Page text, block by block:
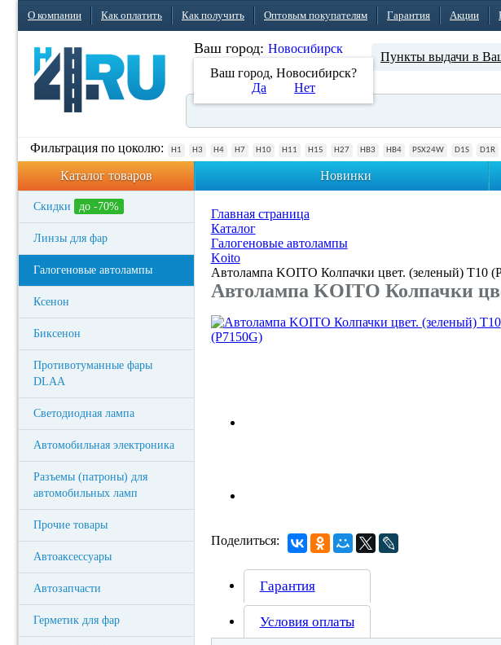
О компании Как оплатить Как получить Оптовым покупателям Гарантия Акции
Ваш город: Новосибирск
Ваш город, Новосибирск?
Да
Нет
Пункты выдачи в
Фильтрация по цоколю: H1 H3 H4 H7 H10 H11 H15 H27 HB3 HB4 PSX24W D1S D1R
Каталог товаров
Новинки
Скидки до -70%
Линзы для фар
Галогеновые автолампы
Ксенон
Биксенон
Противотуманные фары
DLAA
Светодиодная лампа
Автомобильная электроника
Разъемы (патроны) для
автомобильных ламп
Прочие товары
Автоаксессуары
Автозапчасти
Герметик для фар
Главная страница
Каталог
Галогеновые автолампы
Koito
Автолампа KOITO Колпачки цвет. (зеленый) T10
Автолампа KOITO Колпачки
Поделиться:
Гарантия
Условия оплаты